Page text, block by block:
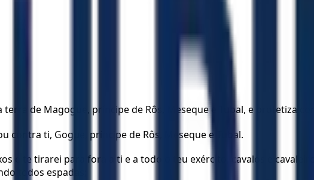
terra de Magogue, príncipe de Rôs, Meseque e Tubal, e profetiza
contra ti, Gogue, príncipe de Rôs, Meseque e Tubal.
e te tirarei para fora a ti e a todo o teu exército, cavalos e
todos espadas;